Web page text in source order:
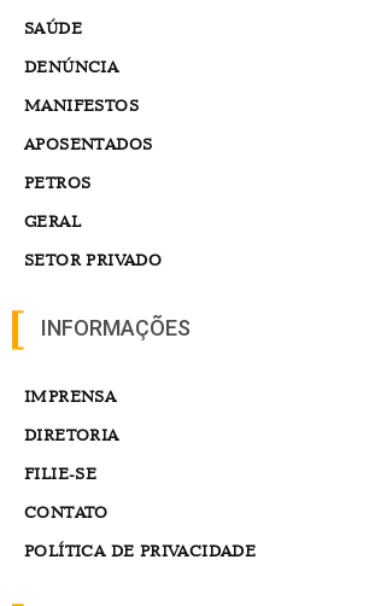
SAÚDE
DENÚNCIA
MANIFESTOS
APOSENTADOS
PETROS
GERAL
SETOR PRIVADO
INFORMAÇÕES
IMPRENSA
DIRETORIA
FILIE-SE
CONTATO
POLÍTICA DE PRIVACIDADE